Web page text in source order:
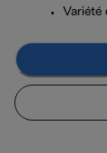
Variété